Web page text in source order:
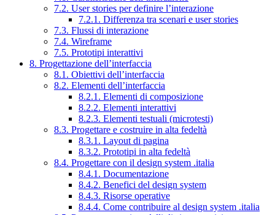
7.2. User stories per definire l’interazione
7.2.1. Differenza tra scenari e user stories
7.3. Flussi di interazione
7.4. Wireframe
7.5. Prototipi interattivi
8. Progettazione dell’interfaccia
8.1. Obiettivi dell’interfaccia
8.2. Elementi dell’interfaccia
8.2.1. Elementi di composizione
8.2.2. Elementi interattivi
8.2.3. Elementi testuali (microtesti)
8.3. Progettare e costruire in alta fedeltà
8.3.1. Layout di pagina
8.3.2. Prototipi in alta fedeltà
8.4. Progettare con il design system .italia
8.4.1. Documentazione
8.4.2. Benefici del design system
8.4.3. Risorse operative
8.4.4. Come contribuire al design system .italia